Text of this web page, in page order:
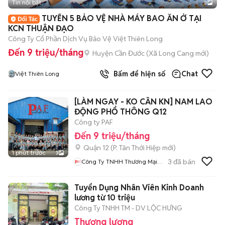
Tin nổi bật 3
TUYỂN 5 BẢO VỆ NHÀ MÁY BAO ĂN Ở TẠI
KCN THUẬN ĐẠO
Công Ty Cổ Phần Dịch Vụ Bảo Vệ Việt Thiên Long
Đến 9 triệu/tháng Huyện Cần Đước (Xã Long Cang mới)
Việt Thiên Long Bấm để hiện số Chat
1 phút trước 3
[LÀM NGAY - KO CẦN KN] NAM LAO
ĐỘNG PHỔ THÔNG Q12
Công ty PAF
Đến 9 triệu/tháng
Quận 12 (P. Tân Thới Hiệp mới)
Công Ty TNHH Thương Mại
3 đã bán
Tuyển Dụng Nhân Viên Kinh Doanh
lương từ 10 triệu
Công Ty TNHH TM - DV LỘC HƯNG
Thương lượng